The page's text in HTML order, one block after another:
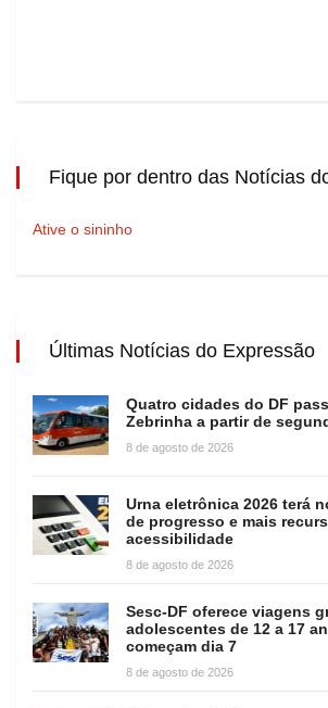
Fique por dentro das Notícias
Ative o sininho
Últimas Notícias do Expressão
Quatro cidades do DF
Zebrinha a partir de
8 de agosto de 2026
Urna eletrônica 2026 terá
de progresso e mais
acessibilidade
8 de agosto de 2026
Sesc-DF oferece viagens
adolescentes de 12 a 17
começam dia 7
8 de agosto de 2026